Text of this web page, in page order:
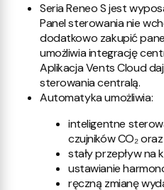
Seria Reneo S jest
Panel sterowania nie
dodatkowo zakupić
umożliwia integrację
Aplikacja Vents Cloud
sterowania centralą.
Automatyka umożliwia:
inteligentne
czujników CO₂
stały przepływ na
ustawianie
ręczną zmianę